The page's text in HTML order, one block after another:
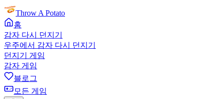
Throw A Potato
홈
감자 다시 던지기
우주에서 감자 다시 던지기
던지기 게임
감자 게임
블로그
모든 게임